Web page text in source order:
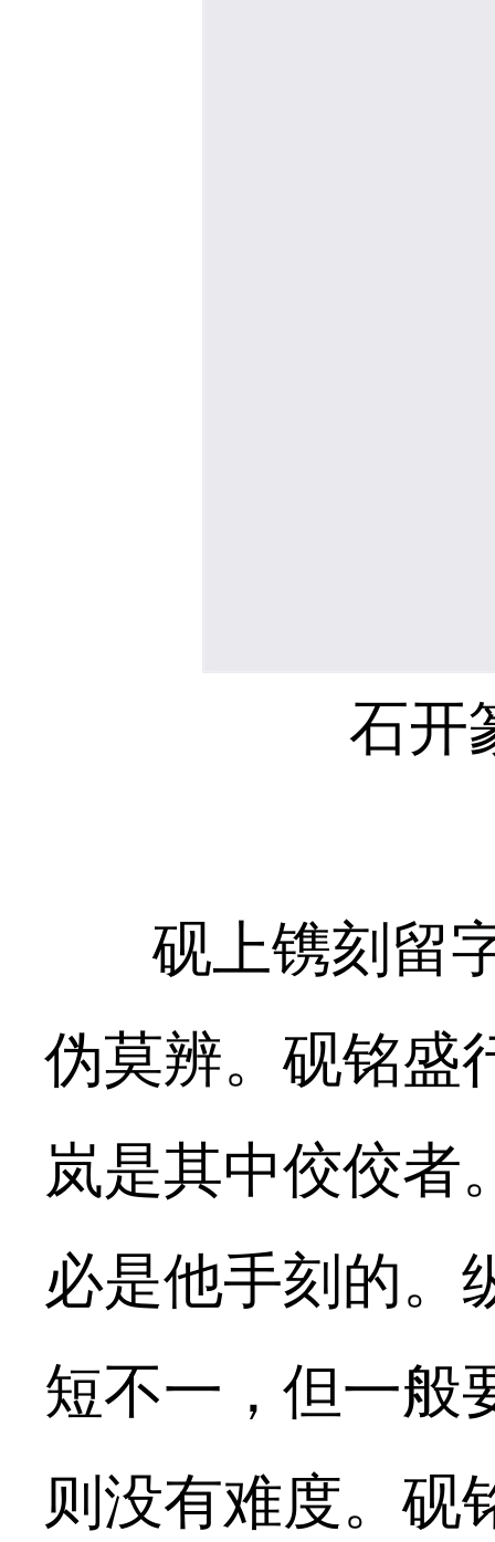
石开
砚上镌刻留
伪莫辨。砚铭盛
岚是其中佼佼者
必是他手刻的。
短不一，但一般
则没有难度。砚